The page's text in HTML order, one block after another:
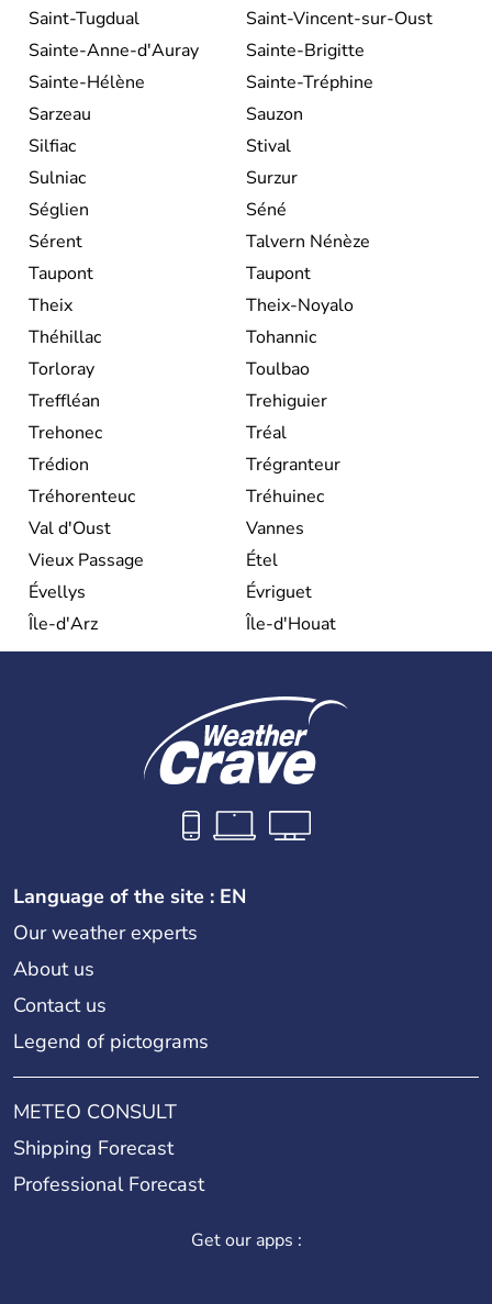
Saint-Tugdual
Saint-Vincent-sur-Oust
Sainte-Anne-d'Auray
Sainte-Brigitte
Sainte-Hélène
Sainte-Tréphine
Sarzeau
Sauzon
Silfiac
Stival
Sulniac
Surzur
Séglien
Séné
Sérent
Talvern Nénèze
Taupont
Taupont
Theix
Theix-Noyalo
Théhillac
Tohannic
Torloray
Toulbao
Treffléan
Trehiguier
Trehonec
Tréal
Trédion
Trégranteur
Tréhorenteuc
Tréhuinec
Val d'Oust
Vannes
Vieux Passage
Étel
Évellys
Évriguet
Île-d'Arz
Île-d'Houat
Language of the site : EN
Our weather experts
About us
Contact us
Legend of pictograms
METEO CONSULT
Shipping Forecast
Professional Forecast
Get our apps :